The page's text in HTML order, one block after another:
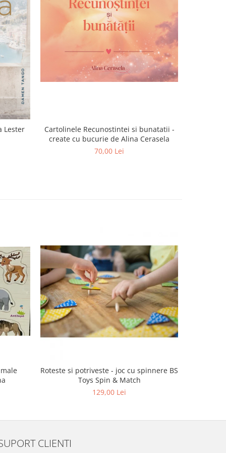
Lester
Cartolinele Recunostintei si bunatatii -
create cu bucurie de Alina Cerasela
70,00 Lei
Roteste si potriveste - joc cu spinnere BS
Toys Spin & Match
129,00 Lei
CLIENTI